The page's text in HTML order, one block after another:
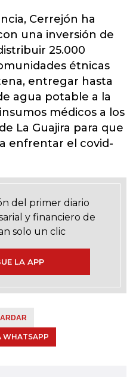
Cerrejón ha
una inversión de
25.000
étnicas
entregar hasta
agua potable a la
médicos a los
La Guajira para que
enfrentar el covid-
del primer diario
y financiero de
solo un clic
LA APP
WHATSAPP